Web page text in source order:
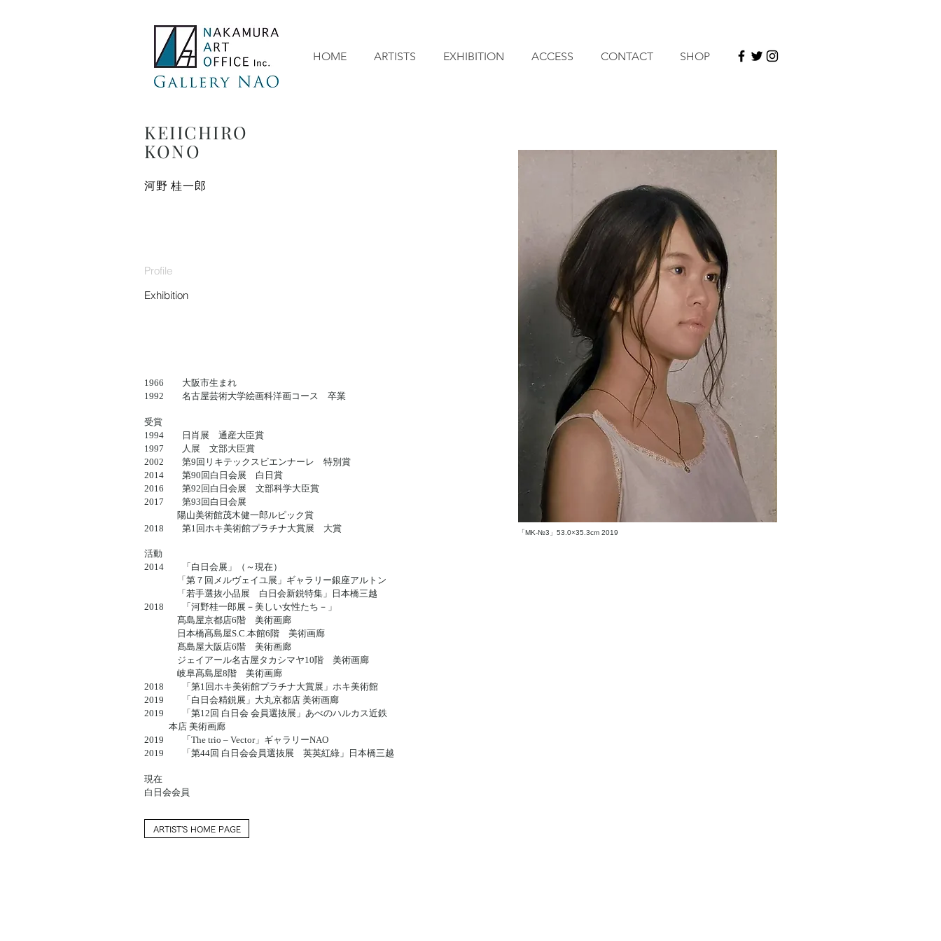
HOME ARTISTS EXHIBITION ACCESS CONTACT SHOP
KEIICHIRO
​KONO
​河野 桂一郎
Profile
Exhibition
1966 大阪市生まれ
1992 名古屋芸術大学絵画科洋画コース 卒業
受賞
1994 日肖展 通産大臣賞
1997 人展 文部大臣賞
2002 第9回リキテックスビエンナーレ 特別賞
2014 第90回白日会展 白日賞
2016 第92回白日会展 文部科学大臣賞
2017 第93回白日会展
陽山美術館茂木健一郎ルピック賞
2018 第1回ホキ美術館プラチナ大賞展 大賞
活動
2014 「白日会展」（～現在）
「第７回メルヴェイユ展」ギャラリー銀座アルトン
「若手選抜小品展 白日会新鋭特集」日本橋三越
2018 「河野桂一郎展－美しい女性たち－」
髙島屋京都店6階 美術画廊
日本橋髙島屋S.C.本館6階 美術画廊
髙島屋大阪店6階 美術画廊
ジェイアール名古屋タカシマヤ10階 美術画廊
岐阜髙島屋8階 美術画廊
2018 「第1回ホキ美術館プラチナ大賞展」ホキ美術館
2019 「白日会精鋭展」大丸京都店 美術画廊
2019 「第12回 白日会 会員選抜展」あべのハルカス近鉄
本店 美術画廊
2019 「The trio – Vector」ギャラリーNAO
2019 「第44回 白日会会員選抜展 英英紅綠」日本橋三越
現在
白日会会員
「MK-№3」53.0×35.3cm 2019
ARTIST'S HOME PAGE